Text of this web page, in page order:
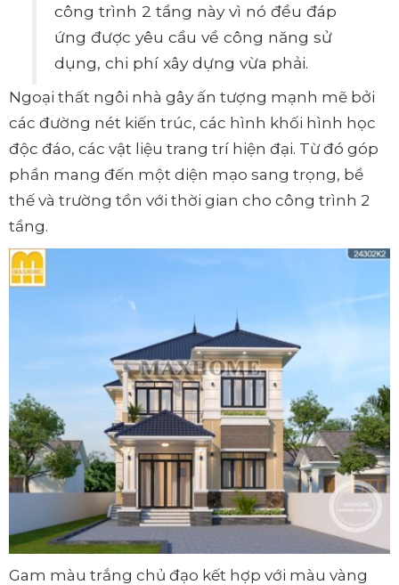
công trình 2 tầng này vì nó đều đáp
ứng được yêu cầu về công năng sử
dụng, chi phí xây dựng vừa phải.
Ngoại thất ngôi nhà gây ấn tượng mạnh mẽ bởi
các đường nét kiến trúc, các hình khối hình học
độc đáo, các vật liệu trang trí hiện đại. Từ đó góp
phần mang đến một diện mạo sang trọng, bề
thế và trường tồn với thời gian cho công trình 2
tầng.
Gam màu trắng chủ đạo kết hợp với màu vàng